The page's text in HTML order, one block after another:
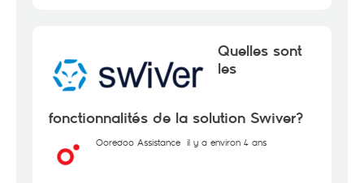
Quelles sont
les
fonctionnalités de la solution Swiver?
Ooredoo Assistance il y a environ 4 ans